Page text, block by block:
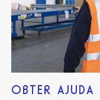
OBTER AJUDA